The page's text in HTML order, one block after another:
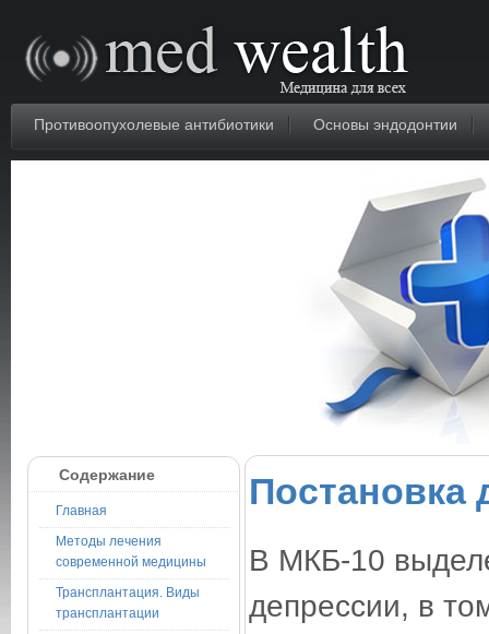
Противоопухолевые антибиотики Основы эндодонтии
Содержание
Главная
Методы лечения
современной медицины
Трансплантация. Виды
трансплантации
Постановка
В МКБ-10
депрессии, в